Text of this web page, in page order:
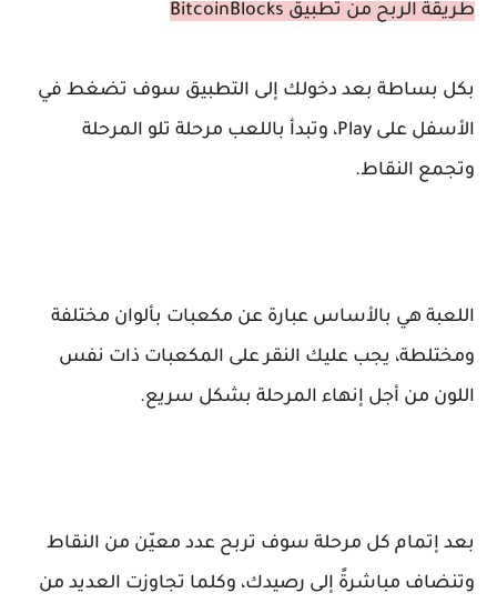
طريقة الربح من تطبيق BitcoinBlocks
بكل بساطة بعد دخولك إلى التطبيق سوف تضغط في
الأسفل على Play، وتبدأ باللعب مرحلة تلو المرحلة
وتجمع النقاط.
اللعبة هي بالأساس عبارة عن مكعبات بألوان مختلفة
ومختلطة، يجب عليك النقر على المكعبات ذات نفس
اللون من أجل إنهاء المرحلة بشكل سريع.
بعد إتمام كل مرحلة سوف تربح عدد معيّن من النقاط
وتنضاف مباشرةً إلى رصيدك، وكلما تجاوزت العديد من